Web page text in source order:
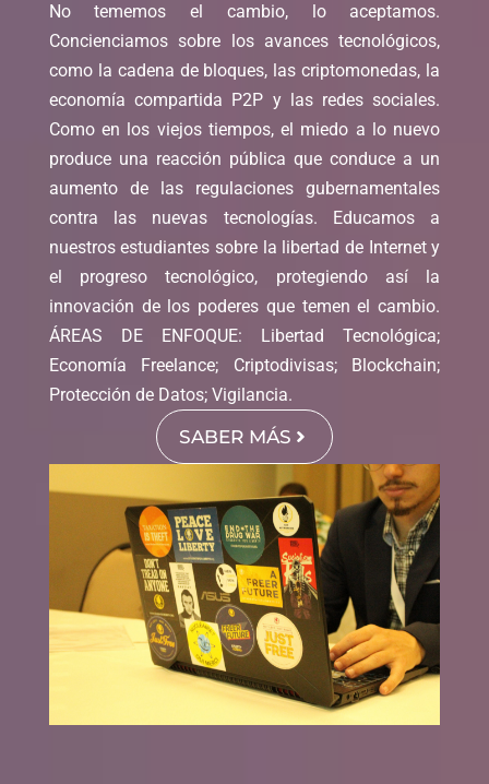
No tememos el cambio, lo aceptamos.
Concienciamos sobre los avances tecnológicos,
como la cadena de bloques, las criptomonedas, la
economía compartida P2P y las redes sociales.
Como en los viejos tiempos, el miedo a lo nuevo
produce una reacción pública que conduce a un
aumento de las regulaciones gubernamentales
contra las nuevas tecnologías. Educamos a
nuestros estudiantes sobre la libertad de Internet y
el progreso tecnológico, protegiendo así la
innovación de los poderes que temen el cambio.
ÁREAS DE ENFOQUE: Libertad Tecnológica;
Economía Freelance; Criptodivisas; Blockchain;
Protección de Datos; Vigilancia.
SABER MÁS